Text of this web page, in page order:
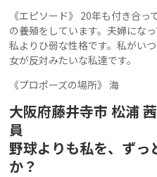
《エピソード》 20年も付き合
の養殖をしています。夫婦にな
私よりひ弱な性格です。私がい
女が反対みたいな私達です。
《プロポーズの場所》 海
大阪府藤井寺市 松浦
員
野球よりも私を、ずっ
か？